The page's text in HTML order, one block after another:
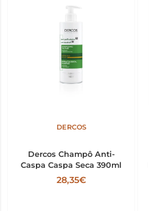
DERCOS
Dercos Champô Anti-
Caspa Caspa Seca 390ml
28,35€